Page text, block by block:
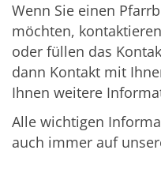
Wenn Sie einen
möchten,
oder füllen das
dann Kontakt mit
Ihnen weitere
Alle wichtigen
auch immer auf